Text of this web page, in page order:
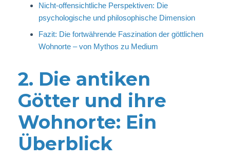
Nicht-offensichtliche Perspektiven: Die
psychologische und philosophische Dimension
Fazit: Die fortwährende Faszination der göttlichen
Wohnorte – von Mythos zu Medium
2. Die antiken
Götter und ihre
Wohnorte: Ein
Überblick